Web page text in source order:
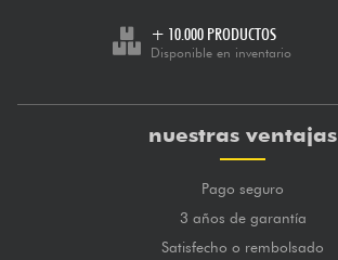
+ 10.000 PRODUCTOS
Disponible en inventario
nuestras ventajas
Pago seguro
3 años de garantía
Satisfecho o rembolsado